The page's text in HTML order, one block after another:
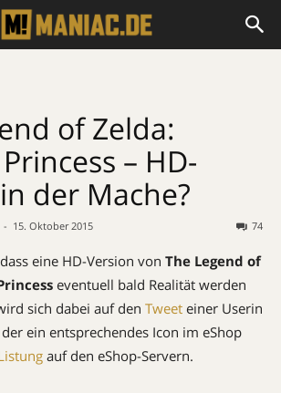
of Zelda:
– HD-
der Mache?
- 15. Oktober 2015 74
eine HD-Version von The Legend of
eventuell bald Realität werden
sich dabei auf den Tweet einer Userin
ein entsprechendes Icon im eShop
auf den eShop-Servern.